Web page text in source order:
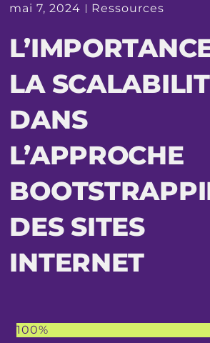
mai 7, 2024 Ressources
LA
DANS
L’APPROCHE
DES SITES
INTERNET
100%